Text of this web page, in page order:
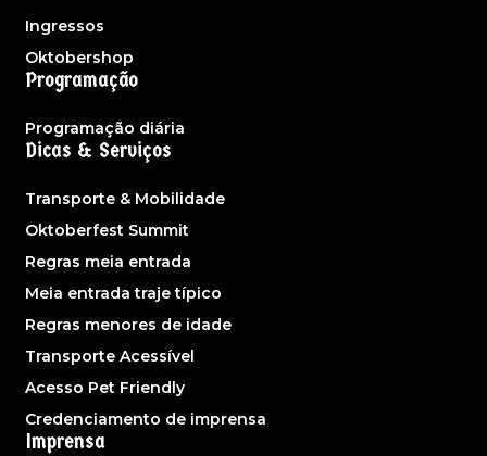
Ingressos
Oktobershop
Programação
Programação diária
Dicas & Serviços
Transporte & Mobilidade
Oktoberfest Summit
Regras meia entrada
Meia entrada traje típico
Regras menores de idade
Transporte Acessível
Acesso Pet Friendly
Credenciamento de imprensa
Imprensa